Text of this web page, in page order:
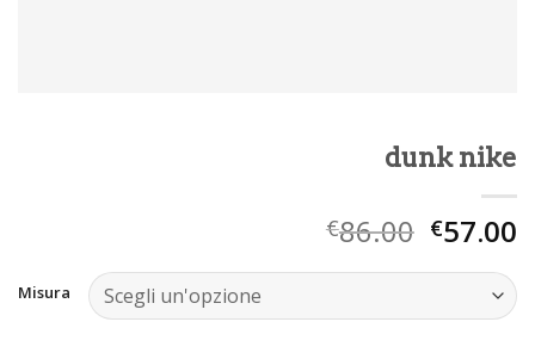
dunk nike
€86.00 €57.00
Misura